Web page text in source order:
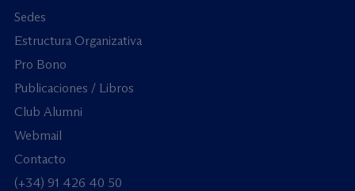
Sedes
Estructura Organizativa
Pro Bono
Publicaciones / Libros
Club Alumni
Webmail
Contacto
(+34) 91 426 40 50